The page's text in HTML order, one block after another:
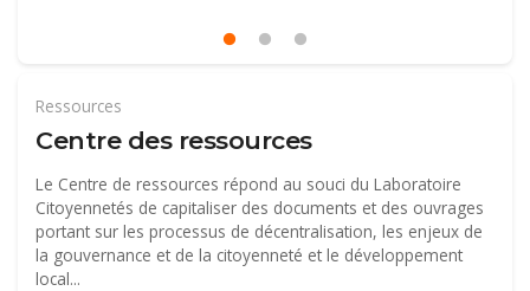
Ressources
Centre des ressources
Le Centre de ressources répond au souci du Laboratoire
Citoyennetés de capitaliser des documents et des ouvrages
portant sur les processus de décentralisation, les enjeux de
la gouvernance et de la citoyenneté et le développement
local...